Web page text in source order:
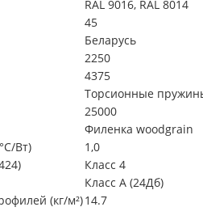
RAL 9016, RAL 8014
45
Беларусь
2250
4375
Торсионные
25000
Филенка woodgrain
Вт)
1,0
Класс 4
Класс А (24Дб)
(кг/м²)14.7